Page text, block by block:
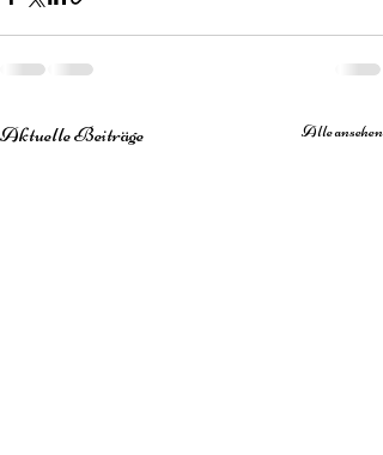
Aktuelle Beiträge Alle ansehen